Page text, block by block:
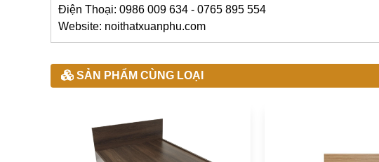
Điện Thoại: 0986 009 634 - 0765 895 554
Website: noithatxuanphu.com
SẢN PHẨM CÙNG LOẠI